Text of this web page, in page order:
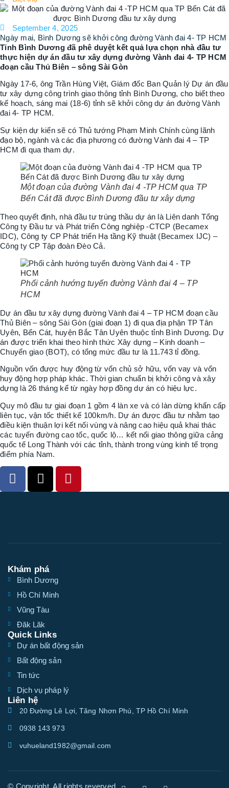
September 4, 2025
Ngày mai, Bình Dương sẽ khởi công đường Vành đai 4- TP HCM
Tỉnh Bình Dương đã phê duyệt kết quả lựa chọn nhà đầu tư
thực hiện dự án đầu tư xây dựng đường Vành đai 4- TP HCM
đoạn cầu Thủ Biên – sông Sài Gòn
Ngày 17-6, ông Trần Hùng Việt, Giám đốc Ban Quản lý Dự án đầu
tư xây dựng công trình giao thông tỉnh Bình Dương, cho biết theo
kế hoạch, sáng mai (18-6) tỉnh sẽ khởi công dự án đường Vành
đai 4- TP HCM.
Sự kiện dự kiến sẽ có Thủ tướng Phạm Minh Chính cùng lãnh
đạo bộ, ngành và các địa phương có đường Vành đai 4 – TP
HCM đi qua tham dự.
Một đoạn của đường Vành đai 4 -TP HCM qua TP
Bến Cát đã được Bình Dương đầu tư xây dựng
Theo quyết định, nhà đầu tư trúng thầu dự án là Liên danh Tổng
Công ty Đầu tư và Phát triển Công nghiệp -CTCP (Becamex
IDC), Công ty CP Phát triển Hạ tầng Kỹ thuật (Becamex IJC) –
Công ty CP Tập đoàn Đèo Cả.
Phối cảnh hướng tuyến đường Vành đai 4 – TP
HCM
Dự án đầu tư xây dựng đường Vành đai 4 – TP HCM đoạn cầu
Thủ Biên – sông Sài Gòn (giai đoạn 1) đi qua địa phận TP Tân
Uyên, Bến Cát, huyện Bắc Tân Uyên thuộc tỉnh Bình Dương. Dự
án được triển khai theo hình thức Xây dựng – Kinh doanh –
Chuyển giao (BOT), có tổng mức đầu tư là 11.743 tỉ đồng.
Nguồn vốn được huy động từ vốn chủ sở hữu, vốn vay và vốn
huy động hợp pháp khác. Thời gian chuẩn bị khởi công và xây
dựng là 26 tháng kể từ ngày hợp đồng dự án có hiệu lực.
Quy mô đầu tư giai đoạn 1 gồm 4 làn xe và có làn dừng khẩn cấp
liên tục, vận tốc thiết kế 100km/h. Dự án được đầu tư nhằm tạo
điều kiện thuận lợi kết nối vùng và nâng cao hiệu quả khai thác
các tuyến đường cao tốc, quốc lộ… kết nối giao thông giữa cảng
quốc tế Long Thành với các tỉnh, thành trong vùng kinh tế trọng
điểm phía Nam.
Khám phá
Bình Dương
Hồ Chí Minh
Vũng Tàu
Đăk Lăk
Quick Links
Dự án bất động sản
Bất động sản
Tin tức
Dịch vụ pháp lý
Liên hệ
20 Đường Lê Lợi, Tăng Nhơn Phú, TP Hồ Chí Minh
0938 143 973
vuhueland1982@gmail.com
© Copyright. All rights reverved